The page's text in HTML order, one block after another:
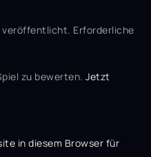
veröffentlicht. Erforderliche
zu bewerten. Jetzt
in diesem Browser für